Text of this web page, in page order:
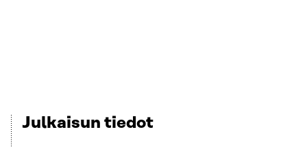
Julkaisun tiedot